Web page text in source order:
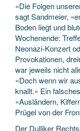
«Die Folgen
sagt Sandmeier,
Boden liegt und
Wochenende:
Neonazi-Konzert
Provokationen,
war jeweils nicht
«Doch wenn wir
knallt.» Ein
«Ausländern,
Prügel von der
Der Dulliker